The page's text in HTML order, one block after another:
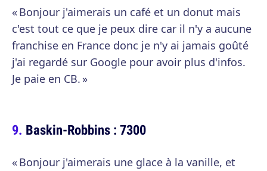
« Bonjour j'aimerais un café et un donut mais
c'est tout ce que je peux dire car il n'y a aucune
franchise en France donc je n'y ai jamais goûté
j'ai regardé sur Google pour avoir plus d'infos.
Je paie en CB. »
Baskin-Robbins : 7300
« Bonjour j'aimerais une glace à la vanille, et